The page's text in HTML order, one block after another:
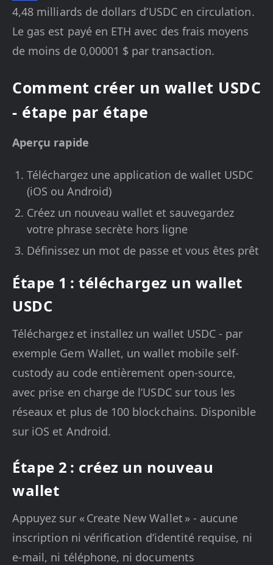
4,48 milliards de dollars d’USDC en circulation.
Le gas est payé en ETH avec des frais moyens
de moins de 0,00001 $ par transaction.
Comment créer un wallet USDC
- étape par étape
Aperçu rapide
Téléchargez une application de wallet USDC
(iOS ou Android)
Créez un nouveau wallet et sauvegardez
votre phrase secrète hors ligne
Définissez un mot de passe et vous êtes prêt
Étape 1 : téléchargez un wallet
USDC
Téléchargez et installez un wallet USDC - par
exemple Gem Wallet, un wallet mobile self-
custody au code entièrement open-source,
avec prise en charge de l’USDC sur tous les
réseaux et plus de 100 blockchains. Disponible
sur iOS et Android.
Étape 2 : créez un nouveau
wallet
Appuyez sur « Create New Wallet » - aucune
inscription ni vérification d’identité requise, ni
e-mail, ni téléphone, ni documents